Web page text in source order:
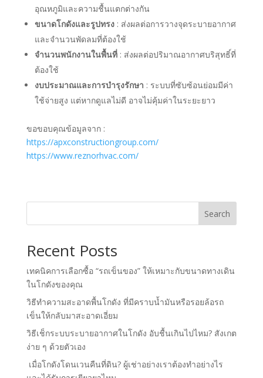
อุณหภูมิและความชื้นแตกต่างกัน
ขนาดโกดังและรูปทรง : ส่งผลต่อการวางจุดระบายอากาศ
และจำนวนพัดลมที่ต้องใช้
จำนวนพนักงานในพื้นที่ : ส่งผลต่อปริมาณอากาศบริสุทธิ์ที่
ต้องใช้
งบประมาณและการบำรุงรักษา : ระบบที่ซับซ้อนย่อมมีค่า
ใช้จ่ายสูง แต่หากดูแลไม่ดี อาจไม่คุ้มค่าในระยะยาว
ขอขอบคุณข้อมูลจาก :
https://apxconstructiongroup.com/
https://www.reznorhvac.com/
Search
Recent Posts
เทคนิคการเลือกซื้อ “รถเข็นของ” ให้เหมาะกับขนาดทางเดิน
ในโกดังของคุณ
วิธีทำความสะอาดพื้นโกดัง ที่มีคราบน้ำมันหรือรอยล้อรถ
เข็นให้กลับมาสะอาดเอี่ยม
วิธีเช็กระบบระบายอากาศในโกดัง อับชื้นเกินไปไหม? สังเกต
ง่าย ๆ ด้วยตัวเอง
เมื่อโกดังโดนเวนคืนที่ดิน? ผู้เช่าอย่างเราต้องทำอย่างไร